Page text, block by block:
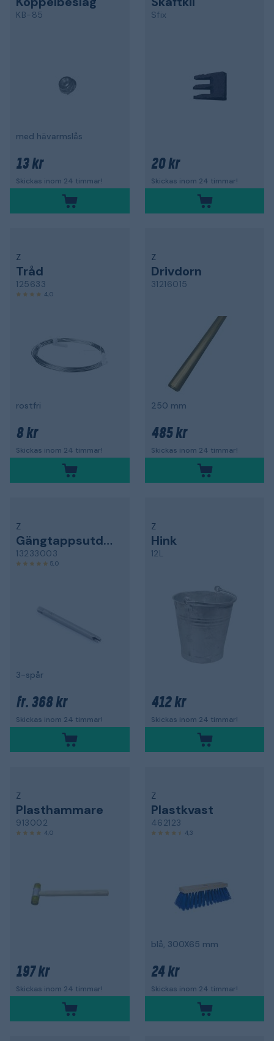
KB-85
med hävarmslås
13 kr
Skickas inom 24 timmar!
Sfix
20 kr
Skickas inom 24 timmar!
Z
Tråd
125633
4,0
rostfri
8 kr
Skickas inom 24 timmar!
Z
Drivdorn
31216015
250 mm
485 kr
Skickas inom 24 timmar!
Z
Gängtappsutdragare
13233003
5,0
3-spår
fr. 368 kr
Skickas inom 24 timmar!
Z
Hink
12L
412 kr
Skickas inom 24 timmar!
Z
Plasthammare
913002
4,0
197 kr
Skickas inom 24 timmar!
Z
Plastkvast
462123
4,3
blå, 300X65 mm
24 kr
Skickas inom 24 timmar!